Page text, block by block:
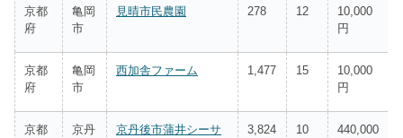
京都
府
亀岡
市
見晴市民農園 278 12
10,000
円
京都
府
亀岡
市
西加舎ファーム 1,477 15
10,000
円
京都
京丹
京丹後市蒲井シーサ
3,824 10
440,000